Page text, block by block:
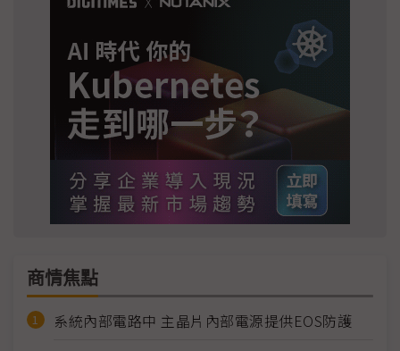
商情焦點
系統內部電路中 主晶片內部電源提供EOS防護